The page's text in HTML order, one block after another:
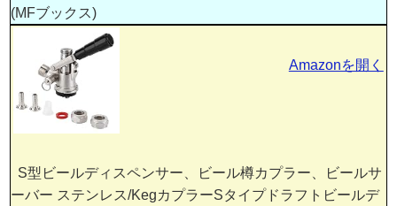
(MFブックス)
S型ビールディスペンサー、ビール樽カプラー、ビールサ
ーバー ステンレス/KegカプラーSタイプドラフトビールデ
Amazonを開く